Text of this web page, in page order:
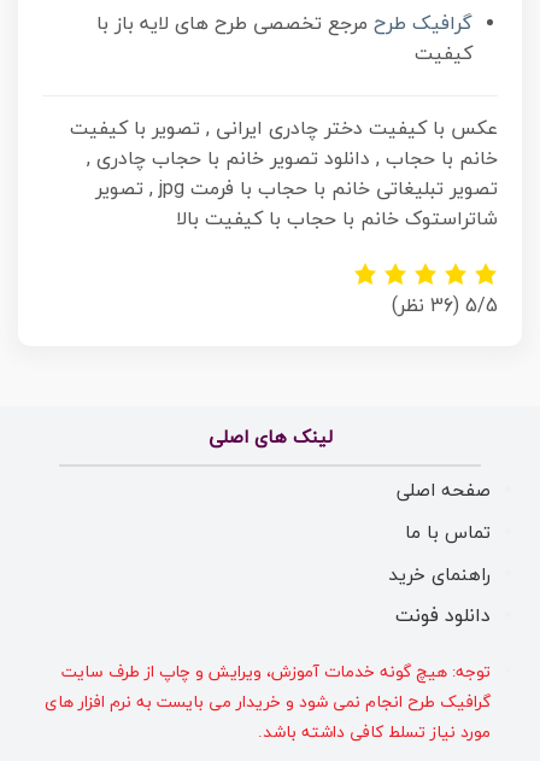
گرافیک طرحمرجع تخصصی طرح های لایه باز با
کیفیت
عکس با کیفیت دختر چادری ایرانی , تصویر با کیفیت
خانم با حجاب , دانلود تصویر خانم با حجاب چادری ,
تصویر تبلیغاتی خانم با حجاب با فرمت jpg , تصویر
شاتراستوک خانم با حجاب با کیفیت بالا
5/5 (36 نظر)
لینک های اصلی
صفحه اصلی
تماس با ما
راهنمای خرید
دانلود فونت
توجه: هیچ گونه خدمات آموزش، ویرایش و چاپ از طرف سایت
گرافیک طرح انجام نمی شود و خریدار می بایست به نرم افزار های
مورد نیاز تسلط کافی داشته باشد.